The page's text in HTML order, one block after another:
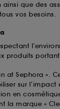
que des
vos besoins.
produits portant
at Sephora ».
sur
en
la marque «